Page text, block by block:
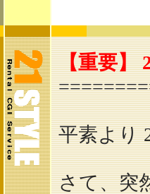
【重要】
平素より
さて、突